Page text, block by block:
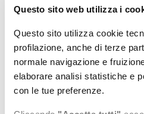
Questo sito web utilizza i
Questo sito utilizza cookie
profilazione, anche di terze
normale navigazione e
elaborare analisi statistiche e
con le tue preferenze.
Musolino.
All'incontro hanno partecipato
Regionale del ROAN,
Comandante della Stazione
Maggiore Vincenzo Capone.